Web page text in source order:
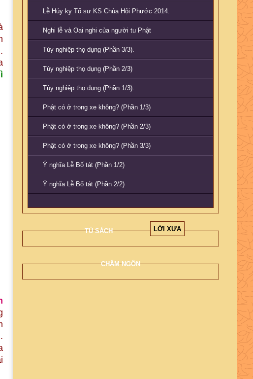
Lễ Húy kỵ Tổ sư KS Chùa Hội Phước 2014.
Nghi lễ và Oai nghi của người tu Phật
Tùy nghiệp thọ dụng (Phần 3/3).
Tùy nghiệp thọ dụng (Phần 2/3)
Tùy nghiệp thọ dụng (Phần 1/3).
Phật có ở trong xe không? (Phần 1/3)
Phật có ở trong xe không? (Phần 2/3)
Phật có ở trong xe không? (Phần 3/3)
Ý nghĩa Lễ Bố tát (Phần 1/2)
Ý nghĩa Lễ Bố tát (Phần 2/2)
TỦ SÁCH LỜI XƯA
CHÂM NGÔN